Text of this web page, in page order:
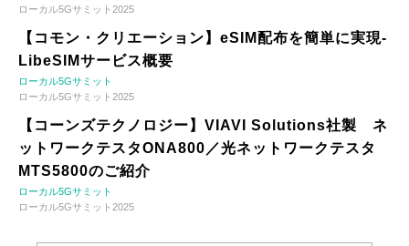
ローカル5Gサミット2025
【コモン・クリエーション】eSIM配布を簡単に実現-
LibeSIMサービス概要
ローカル5Gサミット
ローカル5Gサミット2025
【コーンズテクノロジー】VIAVI Solutions社製 ネ
ットワークテスタONA800／光ネットワークテスタ
MTS5800のご紹介
ローカル5Gサミット
ローカル5Gサミット2025